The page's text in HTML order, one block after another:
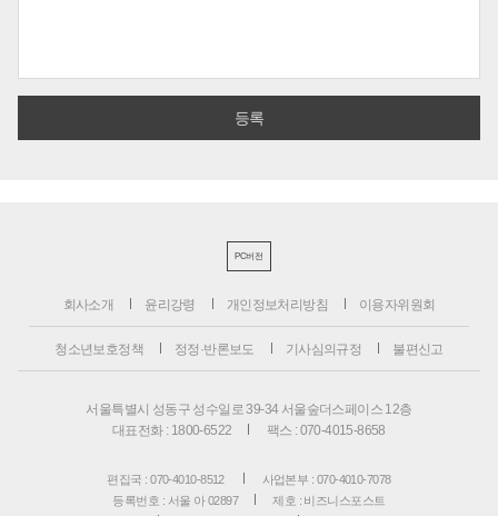
PC버전
회사소개 윤리강령 개인정보처리방침 이용자위원회
청소년보호정책 정정·반론보도 기사심의규정 불편신고
서울특별시 성동구 성수일로 39-34 서울숲더스페이스 12층
대표전화 : 1800-6522
팩스 : 070-4015-8658
편집국 : 070-4010-8512
사업본부 : 070-4010-7078
등록번호 : 서울 아 02897
제호 : 비즈니스포스트